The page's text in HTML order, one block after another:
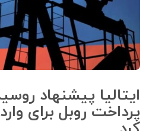
ایتالیا پیشنهاد
پرداخت روبل برای